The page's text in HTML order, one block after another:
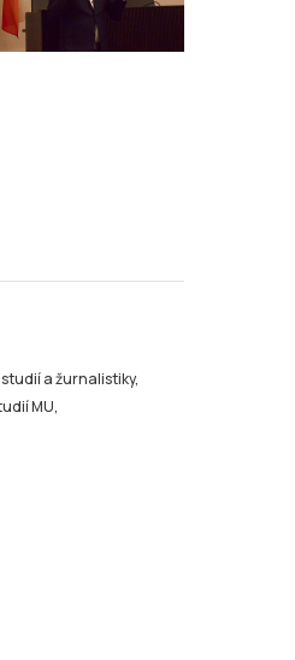
a žurnalistiky,
MU,